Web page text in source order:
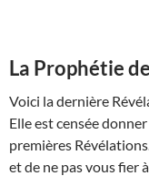
La Prophétie
Voici la dernière
Elle est censée
premières
et de ne pas vous fier